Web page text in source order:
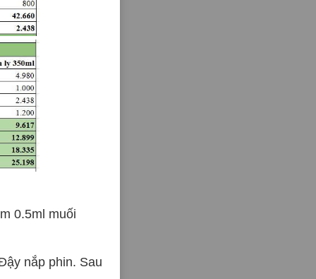
0.5ml muối
nắp phin. Sau